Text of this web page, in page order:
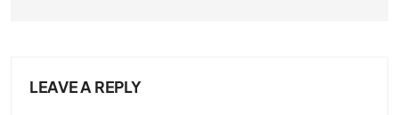
LEAVE A REPLY